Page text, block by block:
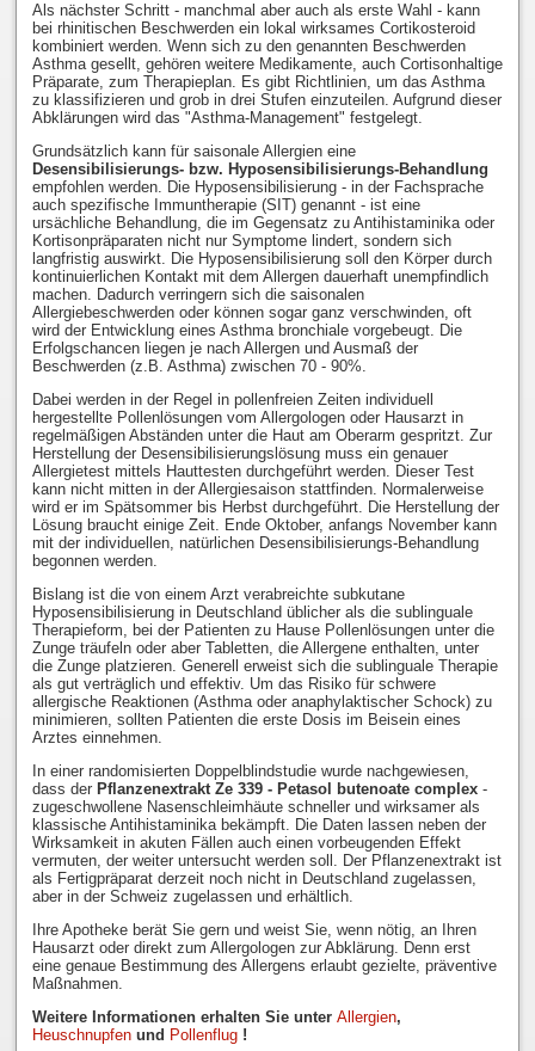
Als nächster Schritt - manchmal aber auch als erste Wahl - kann
bei rhinitischen Beschwerden ein lokal wirksames Cortikosteroid
kombiniert werden. Wenn sich zu den genannten Beschwerden
Asthma gesellt, gehören weitere Medikamente, auch Cortisonhaltige
Präparate, zum Therapieplan. Es gibt Richtlinien, um das Asthma
zu klassifizieren und grob in drei Stufen einzuteilen. Aufgrund dieser
Abklärungen wird das "Asthma-Management" festgelegt.
Grundsätzlich kann für saisonale Allergien eine
Desensibilisierungs- bzw. Hyposensibilisierungs-Behandlung
empfohlen werden. Die Hyposensibilisierung - in der Fachsprache
auch spezifische Immuntherapie (SIT) genannt - ist eine
ursächliche Behandlung, die im Gegensatz zu Antihistaminika oder
Kortisonpräparaten nicht nur Symptome lindert, sondern sich
langfristig auswirkt. Die Hyposensibilisierung soll den Körper durch
kontinuierlichen Kontakt mit dem Allergen dauerhaft unempfindlich
machen. Dadurch verringern sich die saisonalen
Allergiebeschwerden oder können sogar ganz verschwinden, oft
wird der Entwicklung eines Asthma bronchiale vorgebeugt. Die
Erfolgschancen liegen je nach Allergen und Ausmaß der
Beschwerden (z.B. Asthma) zwischen 70 - 90%.
Dabei werden in der Regel in pollenfreien Zeiten individuell
hergestellte Pollenlösungen vom Allergologen oder Hausarzt in
regelmäßigen Abständen unter die Haut am Oberarm gespritzt. Zur
Herstellung der Desensibilisierungslösung muss ein genauer
Allergietest mittels Hauttesten durchgeführt werden. Dieser Test
kann nicht mitten in der Allergiesaison stattfinden. Normalerweise
wird er im Spätsommer bis Herbst durchgeführt. Die Herstellung der
Lösung braucht einige Zeit. Ende Oktober, anfangs November kann
mit der individuellen, natürlichen Desensibilisierungs-Behandlung
begonnen werden.
Bislang ist die von einem Arzt verabreichte subkutane
Hyposensibilisierung in Deutschland üblicher als die sublinguale
Therapieform, bei der Patienten zu Hause Pollenlösungen unter die
Zunge träufeln oder aber Tabletten, die Allergene enthalten, unter
die Zunge platzieren. Generell erweist sich die sublinguale Therapie
als gut verträglich und effektiv. Um das Risiko für schwere
allergische Reaktionen (Asthma oder anaphylaktischer Schock) zu
minimieren, sollten Patienten die erste Dosis im Beisein eines
Arztes einnehmen.
In einer randomisierten Doppelblindstudie wurde nachgewiesen,
dass der Pflanzenextrakt Ze 339 - Petasol butenoate complex-
zugeschwollene Nasenschleimhäute schneller und wirksamer als
klassische Antihistaminika bekämpft. Die Daten lassen neben der
Wirksamkeit in akuten Fällen auch einen vorbeugenden Effekt
vermuten, der weiter untersucht werden soll. Der Pflanzenextrakt ist
als Fertigpräparat derzeit noch nicht in Deutschland zugelassen,
aber in der Schweiz zugelassen und erhältlich.
Ihre Apotheke berät Sie gern und weist Sie, wenn nötig, an Ihren
Hausarzt oder direkt zum Allergologen zur Abklärung. Denn erst
eine genaue Bestimmung des Allergens erlaubt gezielte, präventive
Maßnahmen.
Weitere Informationen erhalten Sie unter Allergien,
Heuschnupfenund Pollenflug!